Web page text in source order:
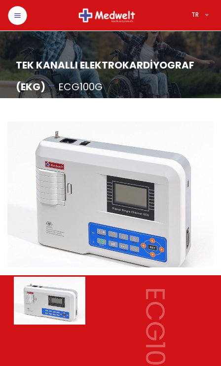
TR
TEK KANALLI ELEKTROKARDİYOGRAF
(EKG)-ECG100G